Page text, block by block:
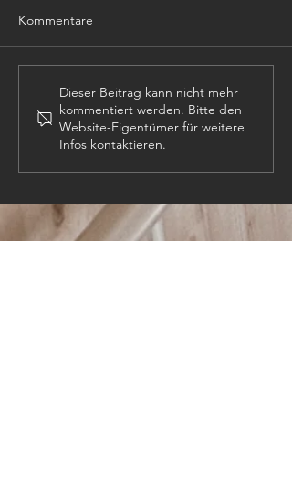
PROJEKTLEITER (m,w,d)
Kommentare
Dieser Beitrag kann nicht mehr
kommentiert werden. Bitte den
Website-Eigentümer für weitere
Infos kontaktieren.